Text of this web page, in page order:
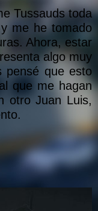
Tussauds toda
me he tomado
Ahora, estar
algo muy
pensé que esto
que me hagan
otro Juan Luis,